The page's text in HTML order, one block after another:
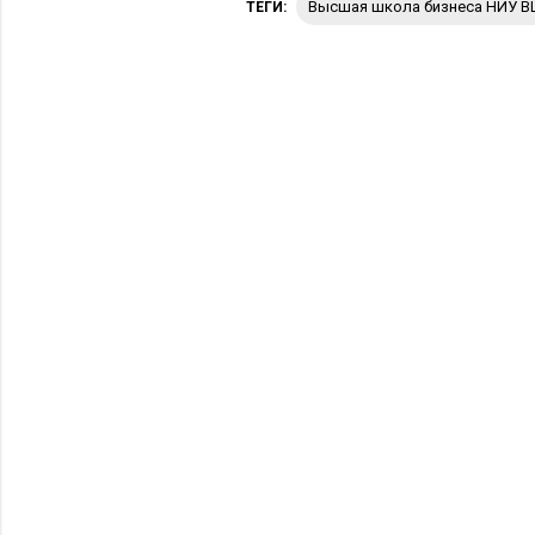
ТЕГИ: Высшая школа бизнеса НИУ